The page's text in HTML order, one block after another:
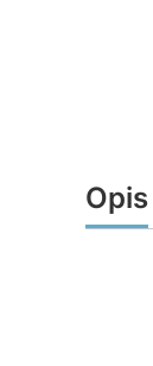
Opis